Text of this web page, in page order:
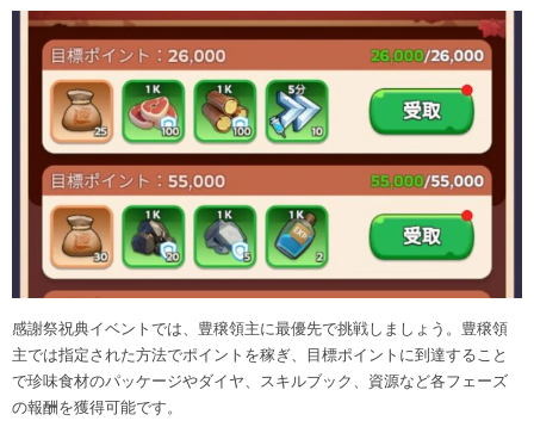
感謝祭祝典イベントでは、豊穣領主に最優先で挑戦しましょう。豊穣領
主では指定された方法でポイントを稼ぎ、目標ポイントに到達すること
で珍味食材のパッケージやダイヤ、スキルブック、資源など各フェーズ
の報酬を獲得可能です。